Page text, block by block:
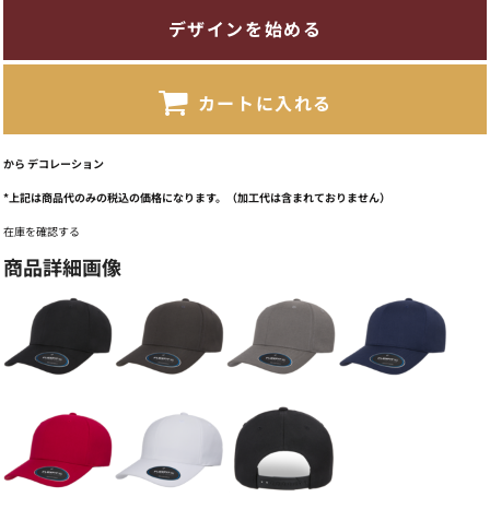
デザインを始める
カートに入れる
から デコレーション
*上記は商品代のみの税込の価格になります。（加工代は含まれておりません）
在庫を確認する
商品詳細画像